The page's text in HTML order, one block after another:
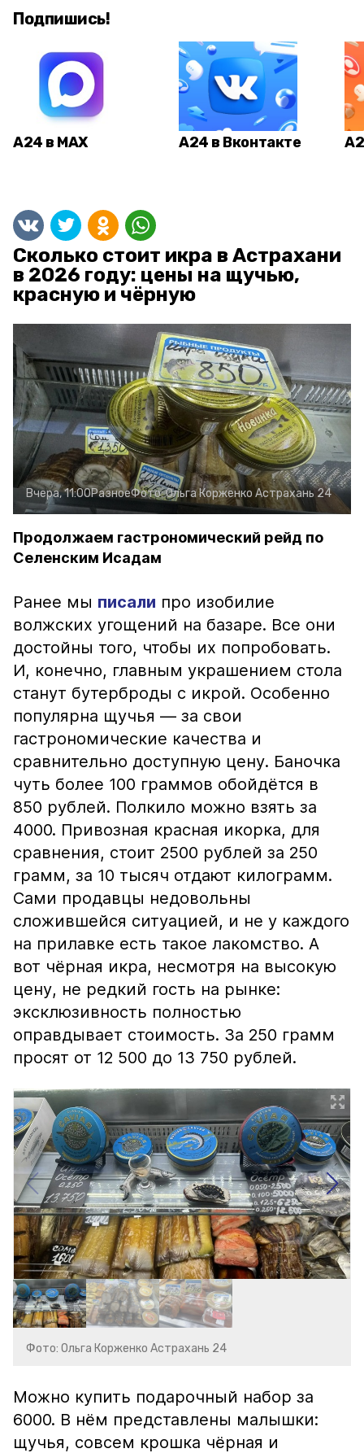
Подпишись!
А24 в MAX А24 в Вконтакте
Сколько стоит икра в Астрахани
в 2026 году: цены на щучью,
красную и чёрную
Вчера, 11:00РазноеФото:Ольга Корженко Астрахань 24
Продолжаем гастрономический рейд по
Селенским Исадам
Ранее мы писали про изобилие
волжских угощений на базаре. Все они
достойны того, чтобы их попробовать.
И, конечно, главным украшением стола
станут бутерброды с икрой. Особенно
популярна щучья — за свои
гастрономические качества и
сравнительно доступную цену. Баночка
чуть более 100 граммов обойдётся в
850 рублей. Полкило можно взять за
4000. Привозная красная икорка, для
сравнения, стоит 2500 рублей за 250
грамм, за 10 тысяч отдают килограмм.
Сами продавцы недовольны
сложившейся ситуацией, и не у каждого
на прилавке есть такое лакомство. А
вот чёрная икра, несмотря на высокую
цену, не редкий гость на рынке:
эксклюзивность полностью
оправдывает стоимость. За 250 грамм
просят от 12 500 до 13 750 рублей.
Фото: Ольга Корженко Астрахань 24
Можно купить подарочный набор за
6000. В нём представлены малышки:
щучья, совсем крошка чёрная и